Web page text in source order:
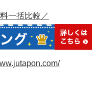
一括比較／